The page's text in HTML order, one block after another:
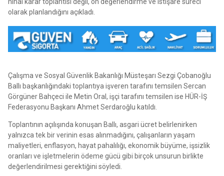
nihai karar toplantısı değil, ön değerlendirme ve istişare süreci
olarak planlandığını açıkladı.
Çalışma ve Sosyal Güvenlik Bakanlığı Müsteşarı Sezgi Çobanoğlu
Ballı başkanlığındaki toplantıya işveren tarafını temsilen Sercan
Görgüner Bahçeci ile Metin Oral, işçi tarafını temsilen ise HÜR-İŞ
Federasyonu Başkanı Ahmet Serdaroğlu katıldı.
Toplantının açılışında konuşan Ballı, asgari ücret belirlenirken
yalnızca tek bir verinin esas alınmadığını, çalışanların yaşam
maliyetleri, enflasyon, hayat pahalılığı, ekonomik büyüme, işsizlik
oranları ve işletmelerin ödeme gücü gibi birçok unsurun birlikte
değerlendirilmesi gerektiğini söyledi.